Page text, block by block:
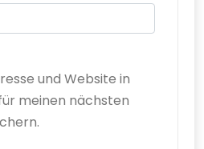
und Website in
meinen nächsten